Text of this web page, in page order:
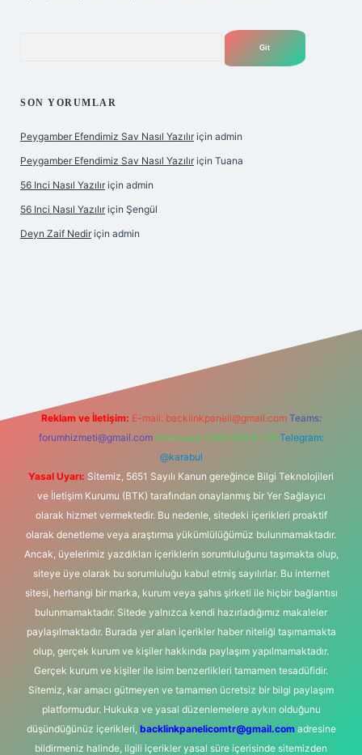
SON YORUMLAR
Peygamber Efendimiz Sav Nasıl Yazılır için admin
Peygamber Efendimiz Sav Nasıl Yazılır için Tuana
56 Inci Nasıl Yazılır için admin
56 Inci Nasıl Yazılır için Şengül
Deyn Zaif Nedir için admin
Reklam ve İletişim: E-mail: backlinkpaneli@gmail.com Teams:
forumhizmeti@gmail.com Whatsapp: 0262 606 0 726 Telegram:
@karabul
Yasal Uyarı: Sitemiz, 5651 Sayılı Kanun gereğince Bilgi Teknolojileri
ve İletişim Kurumu (BTK) tarafından onaylanmış bir Yer Sağlayıcı
olarak hizmet vermektedir. Bu nedenle, sitedeki içerikleri proaktif
olarak denetleme veya araştırma yükümlülüğümüz bulunmamaktadır.
Ancak, üyelerimiz yazdıkları içeriklerin sorumluluğunu taşımakta olup,
siteye üye olarak bu sorumluluğu kabul etmiş sayılırlar. Bu internet
sitesi, herhangi bir marka, kurum veya şahıs şirketi ile hiçbir bağlantısı
bulunmamaktadır. Sitede yalnızca kendi hazırladığımız makaleler
paylaşılmaktadır. Burada yer alan içerikler haber niteliği taşımamakta
olup, gerçek kurum ve kişiler hakkında paylaşım yapılmamaktadır.
Gerçek kurum ve kişiler ile isim benzerlikleri tamamen tesadüfidir.
Sitemiz, kar amacı gütmeyen ve tamamen ücretsiz bir bilgi paylaşım
platformudur. Hukuka ve yasal düzenlemelere aykırı olduğunu
düşündüğünüz içerikleri, backlinkpanelicomtr@gmail.comadresine
bildirmeniz halinde, ilgili içerikler yasal süre içerisinde sitemizden